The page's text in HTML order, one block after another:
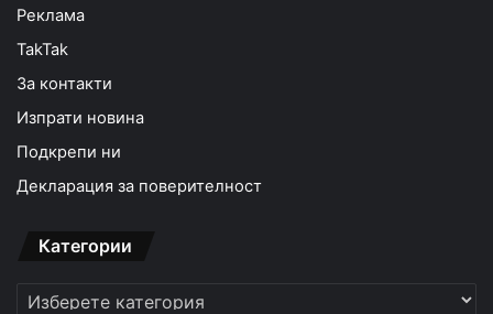
Реклама
TakTak
За контакти
Изпрати новина
Подкрепи ни
Декларация за поверителност
Категории
Категории